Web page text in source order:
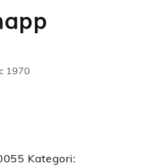
1970
Kategori: